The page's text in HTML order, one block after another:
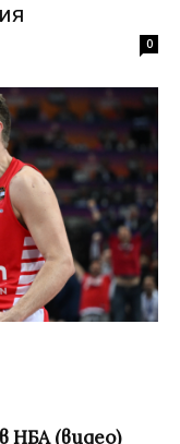
0
НБА (видео)